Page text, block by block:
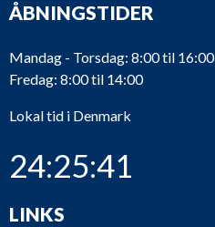
ÅBNINGSTIDER
Mandag - Torsdag: 8:00 til 16:00
Fredag: 8:00 til 14:00
Lokal tid i Denmark
24:25:41
LINKS